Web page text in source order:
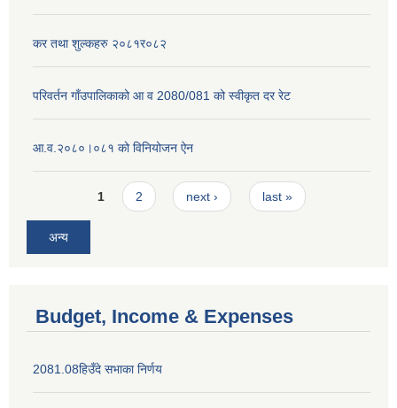
कर तथा शुल्कहरु २०८१र०८२
परिवर्तन गाँउपालिकाको आ व 2080/081 को स्वीकृत दर रेट
आ.व.२०८०।०८१ को विनियोजन ऐन
Pages1 2 next › last »
अन्य
Budget, Income & Expenses
2081.08हिउँदे सभाका निर्णय